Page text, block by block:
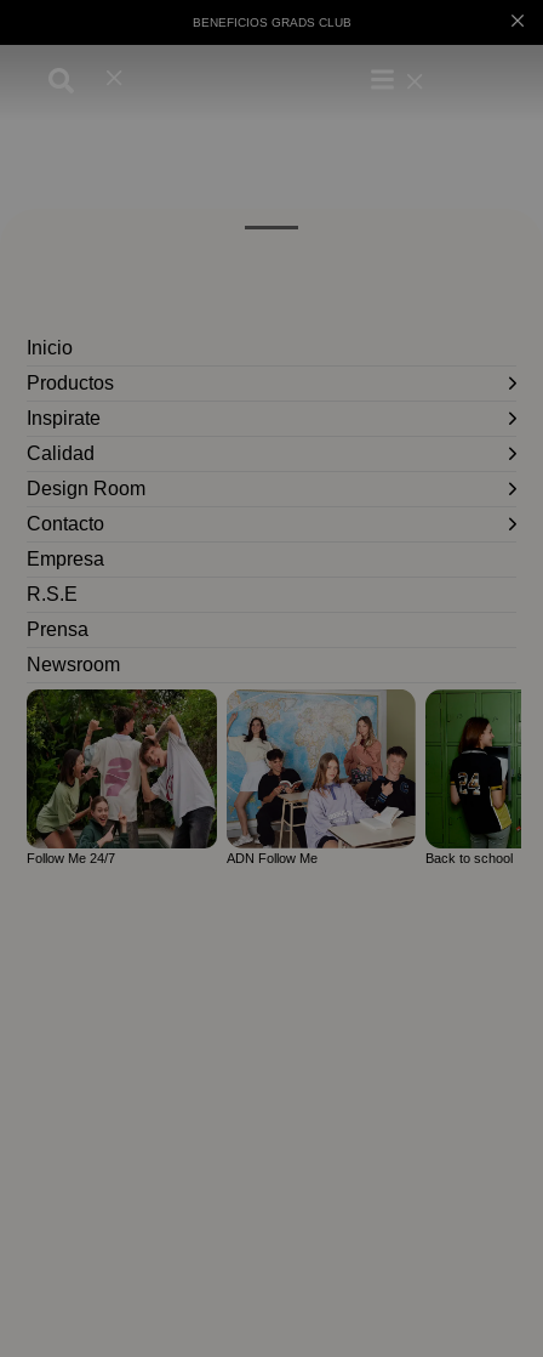
BENEFICIOS GRADS CLUB
Inicio
Productos
Inspirate
Calidad
Design Room
Contacto
Empresa
R.S.E
Prensa
Newsroom
Follow Me 24/7 ADN Follow Me Back to school